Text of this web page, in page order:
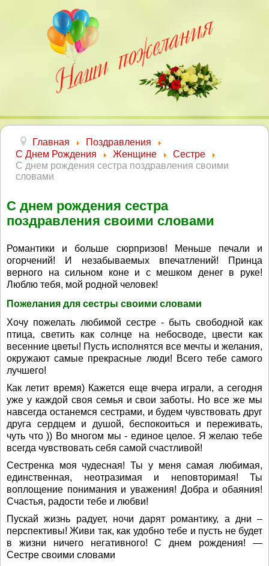
Главная
Поздравления
С Днем Рождения
Женщине
Сестре
С днем рождения сестра поздравления своими
словами
С днем рождения сестра
поздравления своими словами
Романтики и больше сюрпризов! Меньше печали и
огорчений! И незабываемых впечатлений! Принца
верного на сильном коне и с мешком денег в руке!
Люблю тебя, мой родной человек!
Пожелания для сестры своими словами
Хочу пожелать любимой сестре - быть свободной как
птица, светить как солнце на небосводе, цвести как
весенние цветы! Пусть исполнятся все мечты и желания,
окружают самые прекрасные люди! Всего тебе самого
лучшего!
Как летит время) Кажется еще вчера играли, а сегодня
уже у каждой своя семья и свои заботы. Но все же мы
навсегда останемся сестрами, и будем чувствовать друг
друга сердцем и душой, беспокоиться и переживать,
чуть что )) Во многом мы - единое целое. Я желаю тебе
всегда чувствовать себя самой счастливой!
Сестренка моя чудесная! Ты у меня самая любимая,
единственная, неотразимая и неповторимая! Ты
воплощение понимания и уважения! Добра и обаяния!
Счастья, радости тебе и любви!
Пускай жизнь радует, ночи дарят романтику, а дни –
перспективы! Живи так, как удобно тебе и пусть не будет
в жизни ничего негативного! С днем рождения! —
Сестре своими словами